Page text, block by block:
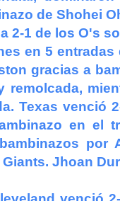
de Shohei
2-1 de los O's
en 5
gracias a
remolcada,
Texas venció
en el
por
Jhoan